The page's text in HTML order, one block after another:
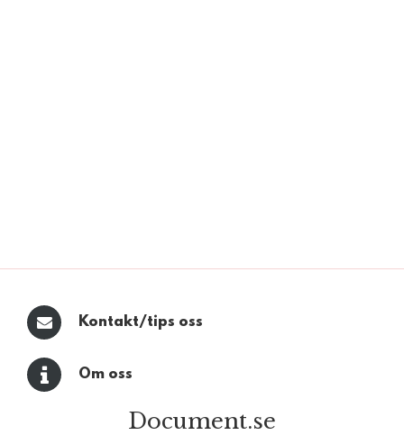
Kontakt/tips oss
Om oss
Document.se